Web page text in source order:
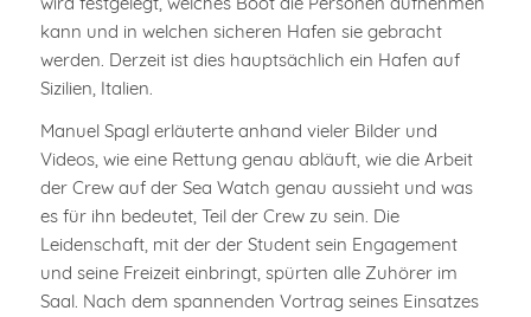
kann und in welchen sicheren Hafen sie gebracht
werden. Derzeit ist dies hauptsächlich ein Hafen auf
Sizilien, Italien.
Manuel Spagl erläuterte anhand vieler Bilder und
Videos, wie eine Rettung genau abläuft, wie die Arbeit
der Crew auf der Sea Watch genau aussieht und was
es für ihn bedeutet, Teil der Crew zu sein. Die
Leidenschaft, mit der der Student sein Engagement
und seine Freizeit einbringt, spürten alle Zuhörer im
Saal. Nach dem spannenden Vortrag seines Einsatzes